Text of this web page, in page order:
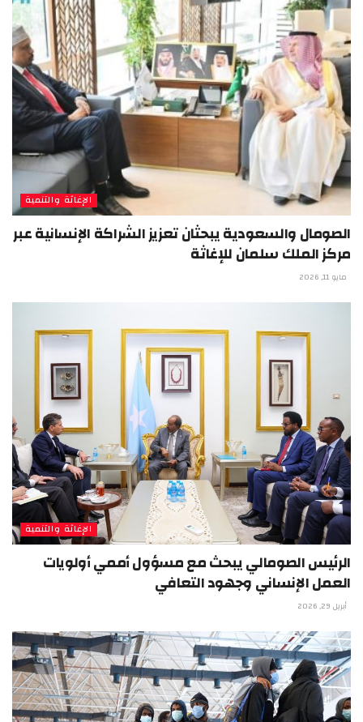
الإغاثة والتنمية
الصومال والسعودية يبحثان تعزيز الشراكة الإنسانية عبر
مركز الملك سلمان للإغاثة
مايو 11, 2026
الإغاثة والتنمية
الرئيس الصومالي يبحث مع مسؤول أممي أولويات
العمل الإنساني وجهود التعافي
أبريل 29, 2026